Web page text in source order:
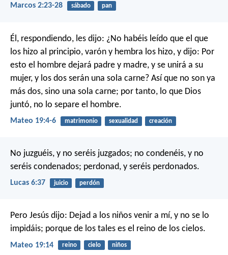
Marcos 2:23-28 sábado pan
Él, respondiendo, les dijo: ¿No habéis leído que el que
los hizo al principio, varón y hembra los hizo, y dijo: Por
esto el hombre dejará padre y madre, y se unirá a su
mujer, y los dos serán una sola carne? Así que no son ya
más dos, sino una sola carne; por tanto, lo que Dios
juntó, no lo separe el hombre.
Mateo 19:4-6 matrimonio sexualidad creación
No juzguéis, y no seréis juzgados; no condenéis, y no
seréis condenados; perdonad, y seréis perdonados.
Lucas 6:37 juicio perdón
Pero Jesús dijo: Dejad a los niños venir a mí, y no se lo
impidáis; porque de los tales es el reino de los cielos.
Mateo 19:14 reino cielo niños